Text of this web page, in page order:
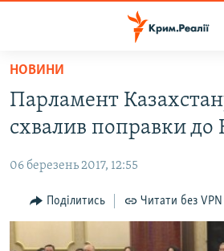
Перейти
основного
матеріалу
до
навігації
Перейти
ВОДА.КРИМ
ПОЛІТИКА
БЛОГИ
НОВИНИ
Парламент
схвалив поправки до
06 березень 2017, 12:55
Поділитись Читати без VPN